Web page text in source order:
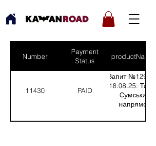
Number
Payment
Status
productNames
11430 PAID
Запит №1294
18.08.25: Тарас,
Сумський
напрямок
2)